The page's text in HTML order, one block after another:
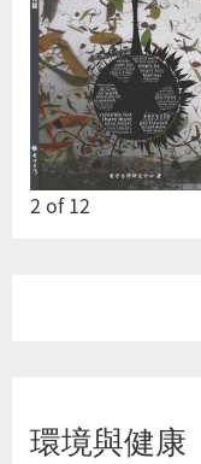
2 of12
環境與健康